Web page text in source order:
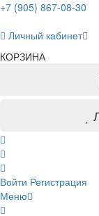
+7 (905) 867-08-30
Личный кабинет
КОРЗИНА
Войти Регистрация
Меню